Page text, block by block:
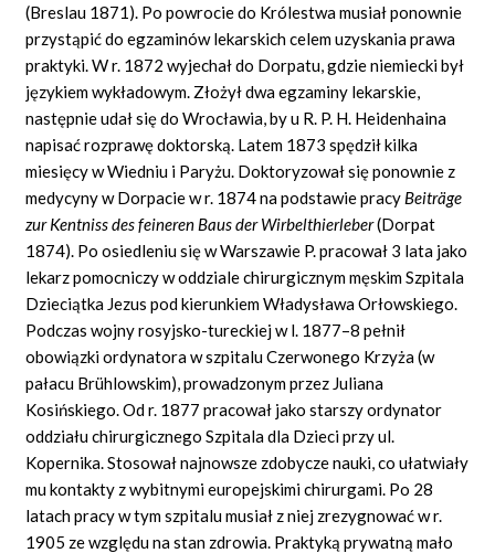
(Breslau 1871). Po powrocie do Królestwa musiał ponownie
przystąpić do egzaminów lekarskich celem uzyskania prawa
praktyki. W r. 1872 wyjechał do Dorpatu, gdzie niemiecki był
językiem wykładowym. Złożył dwa egzaminy lekarskie,
następnie udał się do Wrocławia, by u R. P. H. Heidenhaina
napisać rozprawę doktorską. Latem 1873 spędził kilka
miesięcy w Wiedniu i Paryżu. Doktoryzował się ponownie z
medycyny w Dorpacie w r. 1874 na podstawie pracy Beiträge
zur Kentniss des feineren Baus der Wirbelthierleber(Dorpat
1874). Po osiedleniu się w Warszawie P. pracował 3 lata jako
lekarz pomocniczy w oddziale chirurgicznym męskim Szpitala
Dzieciątka Jezus pod kierunkiem Władysława Orłowskiego.
Podczas wojny rosyjsko-tureckiej w l. 1877–8 pełnił
obowiązki ordynatora w szpitalu Czerwonego Krzyża (w
pałacu Brühlowskim), prowadzonym przez Juliana
Kosińskiego. Od r. 1877 pracował jako starszy ordynator
oddziału chirurgicznego Szpitala dla Dzieci przy ul.
Kopernika. Stosował najnowsze zdobycze nauki, co ułatwiały
mu kontakty z wybitnymi europejskimi chirurgami. Po 28
latach pracy w tym szpitalu musiał z niej zrezygnować w r.
1905 ze względu na stan zdrowia. Praktyką prywatną mało